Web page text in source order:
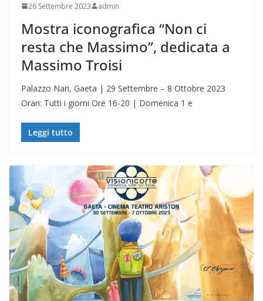
26 Settembre 2023 admin
Mostra iconografica “Non ci
resta che Massimo”, dedicata a
Massimo Troisi
Palazzo Nari, Gaeta | 29 Settembre – 8 Ottobre 2023
Orari: Tutti i giorni Ore 16-20 | Domenica 1 e
Leggi tutto